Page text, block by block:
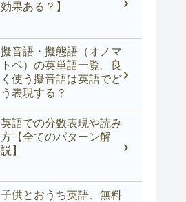
効果ある？】
擬音語・擬態語（オノマ
トペ）の英単語一覧。良
く使う擬音語は英語でど
う表現する？
英語での分数表現や読み
方【全てのパターン解
説】
子供とおうち英語、無料